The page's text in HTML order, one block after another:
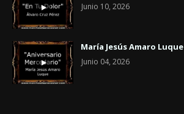
Junio 10, 2026
María Jesús Amaro Luque
Junio 04, 2026